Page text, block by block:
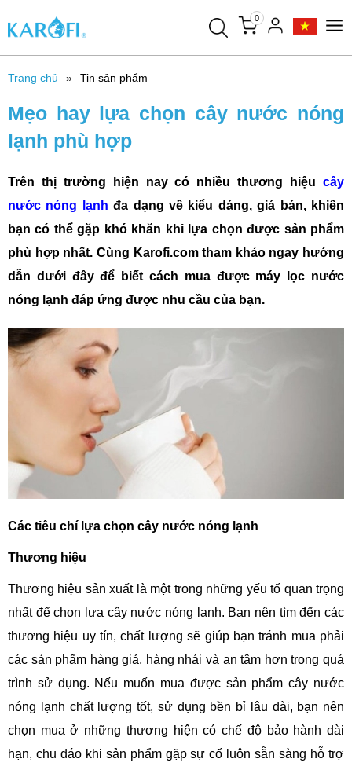
0
Trang chủ Tin sản phẩm
Mẹo hay lựa chọn cây nước nóng
lạnh phù hợp
Trên thị trường hiện nay có nhiều thương hiệu cây
nước nóng lạnh đa dạng về kiểu dáng, giá bán, khiến
bạn có thể gặp khó khăn khi lựa chọn được sản phẩm
phù hợp nhất. Cùng Karofi.com tham khảo ngay hướng
dẫn dưới đây để biết cách mua được máy lọc nước
nóng lạnh đáp ứng được nhu cầu của bạn.
Các tiêu chí lựa chọn cây nước nóng lạnh
Thương hiệu
Thương hiệu sản xuất là một trong những yếu tố quan trọng
nhất để chọn lựa cây nước nóng lạnh. Bạn nên tìm đến các
thương hiệu uy tín, chất lượng sẽ giúp bạn tránh mua phải
các sản phẩm hàng giả, hàng nhái và an tâm hơn trong quá
trình sử dụng. Nếu muốn mua được sản phẩm cây nước
nóng lạnh chất lượng tốt, sử dụng bền bỉ lâu dài, bạn nên
chọn mua ở những thương hiện có chế độ bảo hành dài
hạn, chu đáo khi sản phẩm gặp sự cố luôn sẵn sàng hỗ trợ